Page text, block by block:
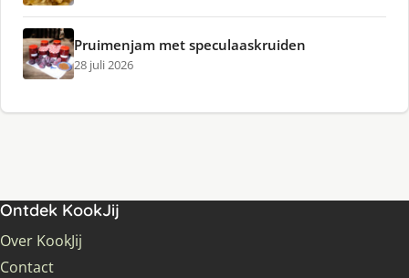
Pruimenjam met speculaaskruiden
28 juli 2026
Ontdek KookJij
Over KookJij
Contact